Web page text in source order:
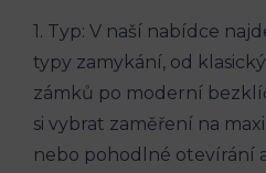
1. Typ: V naší nabídce
typy zamykání, od
zámků po moderní
si vybrat zaměření na
nebo pohodlné otevírání